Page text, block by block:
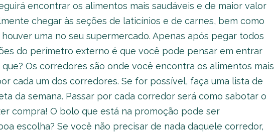
encontrar os alimentos mais saudáveis e de maior valor
chegar às seções de laticínios e de carnes, bem como
uma no seu supermercado. Apenas após pegar todos
do perímetro externo é que você pode pensar em entrar
Os corredores são onde você encontra os alimentos mais
cada um dos corredores. Se for possível, faça uma lista de
da semana. Passar por cada corredor será como sabotar o
compra! O bolo que está na promoção pode ser
escolha? Se você não precisar de nada daquele corredor,